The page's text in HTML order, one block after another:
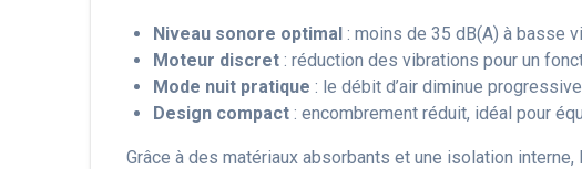
Niveau sonore optimal : moins de 35 dB(A) à basse
Moteur discret : réduction des vibrations pour un
Mode nuit pratique : le débit d’air diminue
Design compact : encombrement réduit, idéal pour
Grâce à des matériaux absorbants et une isolation